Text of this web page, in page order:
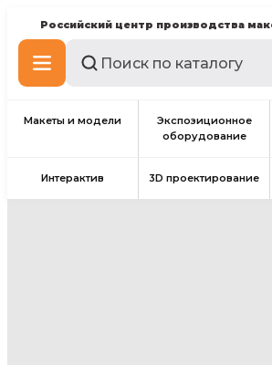
Российский центр производства
Макеты и модели
Экспозиционное
оборудование
Интерактив 3D проектирование